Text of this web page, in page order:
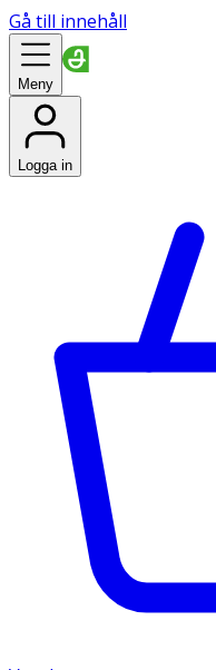
Gå till innehåll
Meny
Logga in